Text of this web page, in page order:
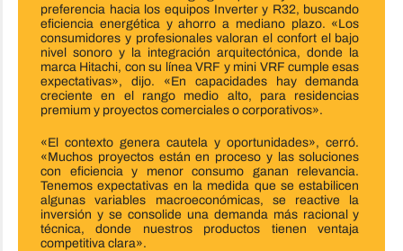
preferencia hacia los equipos Inverter y R32, buscando
eficiencia energética y ahorro a mediano plazo. «Los
consumidores y profesionales valoran el confort el bajo
nivel sonoro y la integración arquitectónica, donde la
marca Hitachi, con su línea VRF y mini VRF cumple esas
expectativas», dijo. «En capacidades hay demanda
creciente en el rango medio alto, para residencias
premium y proyectos comerciales o corporativos».
«El contexto genera cautela y oportunidades», cerró.
«Muchos proyectos están en proceso y las soluciones
con eficiencia y menor consumo ganan relevancia.
Tenemos expectativas en la medida que se estabilicen
algunas variables macroeconómicas, se reactive la
inversión y se consolide una demanda más racional y
técnica, donde nuestros productos tienen ventaja
competitiva clara».